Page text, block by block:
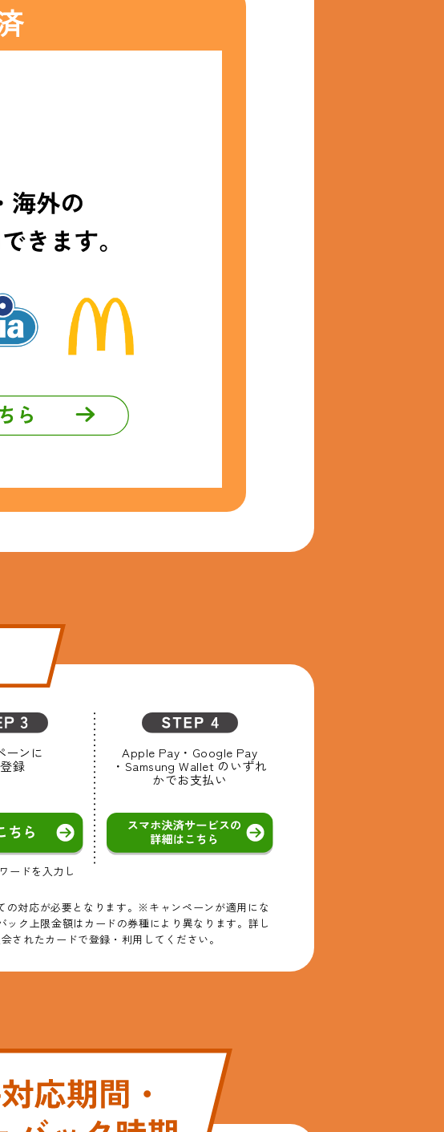
ーンに
録
ードを入力し
Apple Pay・ Google Pay
・Samsung Walletのいずれ
かでお支払い
の対応が必要となります。※キャンペーンが適用にな
ク上限金額はカードの券種により異なります。詳し
されたカードで登録・利用してください。